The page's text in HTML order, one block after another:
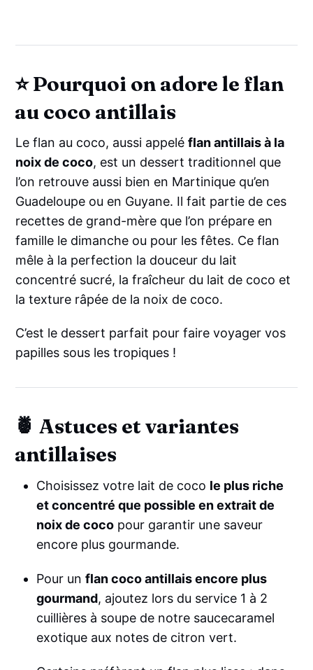
⭐ Pourquoi on adore le flan
au coco antillais
Le flan au coco, aussi appeléflan antillais à la
noix de coco, est un dessert traditionnel que
l’on retrouve aussi bien en Martinique qu’en
Guadeloupe ou en Guyane. Il fait partie de ces
recettes de grand-mère que l’on prépare en
famille le dimanche ou pour les fêtes. Ce flan
mêle à la perfection la douceur du lait
concentré sucré, la fraîcheur du lait de coco et
la texture râpée de la noix de coco.
C’est le dessert parfait pour faire voyager vos
papilles sous les tropiques !
🍍 Astuces et variantes
antillaises
Choisissez votre lait de coco le plus riche
et concentré que possible en extrait de
noix de coco pour garantir une saveur
encore plus gourmande.
Pour unflan coco antillais encore plus
gourmand, ajoutez lors du service 1 à 2
cuillières à soupe de notre saucecaramel
exotique aux notes de citron vert.